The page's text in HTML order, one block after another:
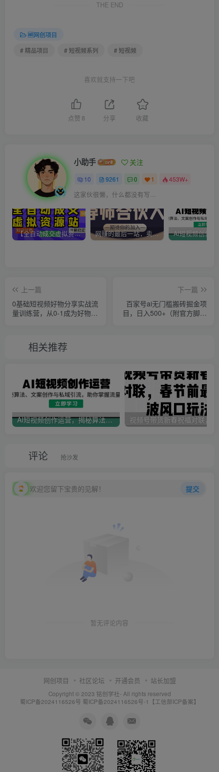
THE END
🆓网创项目
# 精品项目
# 短视频系列 # 短视频
喜欢就支持一下吧
点赞 8 分享 收藏
小助手 关注
10 9261 0 1 453W+
这家伙很懒，什么都没有写...
【全自动成交虚拟资源站】站长唯一陪跑项目！月入10W+~长期稳定~ 网赚的最后一站，卖项目！做网赚顶级猎食者~
上一篇
0基础短视频好物分享实战流
量训练营，从0-1成为好物分
下一篇
百家号ai无门槛搬砖掘金项
目，日入500+（附官方脚本
相关推荐
AI短视频创作运营，揭秘算法、文案创作与私域引流，助你掌握流量密码
评论 抢沙发
欢迎您留下宝贵的见解！ 提交
暂无评论内容
网创项目 社区论坛 开通会员 站长加盟
Copyright © 2023 铭创学社- All rights reserved
蜀ICP备2024116526号 蜀ICP备2024116526号-1【工信部ICP备案】